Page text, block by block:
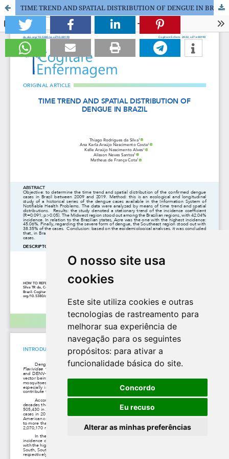
O nosso site usa
cookies
Este site utiliza cookies e outras
tecnologias de rastreamento para
melhorar sua experiência de
navegação para os seguintes
propósitos: para ativar a
funcionalidade básica do site.
Concordo
Eu recuso
Alterar as minhas preferências
TIME TREND AND SPATIAL DISTRIBUTION OF DENGUE IN BRAZIL